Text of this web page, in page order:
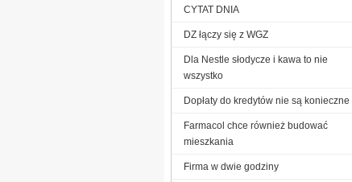
CYTAT DNIA
DZ łączy się z WGZ
Dla Nestle słodycze i kawa to nie
wszystko
Dopłaty do kredytów nie są konieczne
Farmacol chce również budować
mieszkania
Firma w dwie godziny